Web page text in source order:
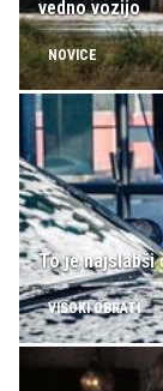
vedno vozijo
NOVICE
To je najslabši
VISOKI OBRATI